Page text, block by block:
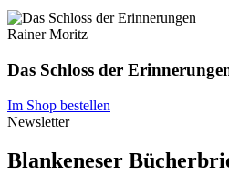
Rainer Moritz
Das Schloss der
Im Shop bestellen
Newsletter
Blankeneser